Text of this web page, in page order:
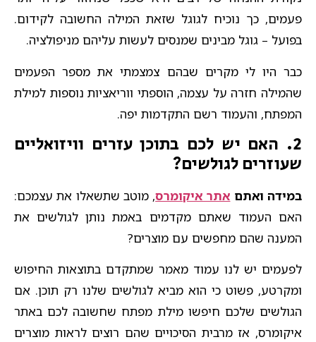
פעמים, כך נוכיח לגוגל שזאת המילה החשובה לקידום.
בפועל – גוגל מבינים שמנסים לעשות עליהם מניפולציה.
כבר היו לי מקרים שבהם צמצמתי את מספר הפעמים
שהמילה חזרה על עצמה, הוספתי ווריאציות נוספות למילת
המפתח, והעמוד רשם התקדמות יפה.
2. האם יש לכם בתוכן עזרים וויזואליים
שעוזרים לגולשים?
במידה ואתם אתר איקומרס, מוטב שתשאלו את עצמכם:
האם העמוד שאתם מקדמים באמת נותן לגולשים את
המענה שהם מחפשים עם מוצרים?
לפעמים יש לנו עמוד מאמר שמתקדם בתוצאות החיפוש
ומקרטע, פשוט כי הוא מביא לגולשים שלנו רק תוכן. אם
הגולשים שלכם חיפשו מילת מפתח שחשובה לכם באתר
איקומרס, אז מרבית הסיכויים שהם רוצים לראות מוצרים